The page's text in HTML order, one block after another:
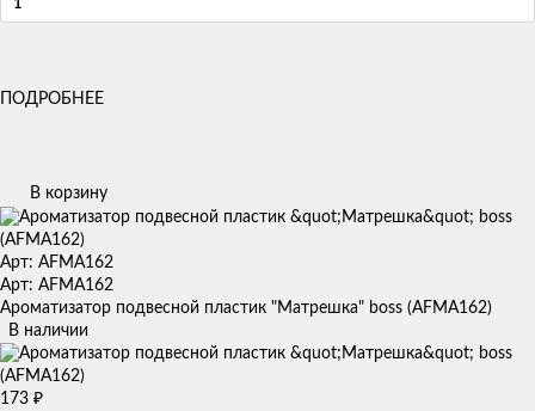
ПОДРОБНЕЕ
В корзину
Арт: AFMA162
Арт: AFMA162
Ароматизатор подвесной пластик "Матрешка" boss (AFMA162)
В наличии
173 ₽